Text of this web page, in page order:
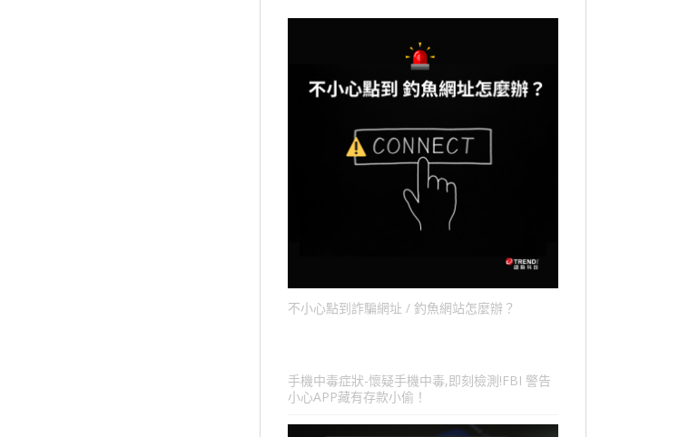
不小心點到詐騙網址 / 釣魚網站怎麼辦？
手機中毒症狀-懷疑手機中毒,即刻檢測!FBI 警告
小心APP藏有存款小偷！